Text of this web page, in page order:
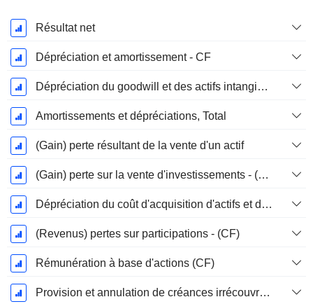
Période
Fiscale:
Décembre
Résultat net
Dépréciation et amortissement - CF
Dépréciation du goodwill et des actifs intangibles
Amortissements et dépréciations, Total
(Gain) perte résultant de la vente d'un actif
(Gain) perte sur la vente d'investissements - (CF)
Dépréciation du coût d'acquisition d'actifs et dépenses de restructuration
(Revenus) pertes sur participations - (CF)
Rémunération à base d'actions (CF)
Provision et annulation de créances irrécouvrables